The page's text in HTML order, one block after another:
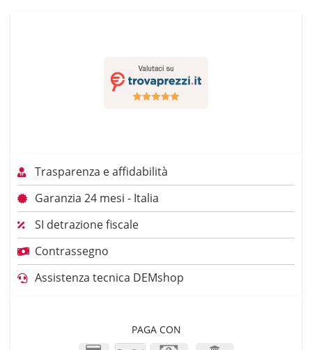
Trasparenza e affidabilità
Garanzia 24 mesi - Italia
SI detrazione fiscale
Contrassegno
Assistenza tecnica DEMshop
PAGA CON